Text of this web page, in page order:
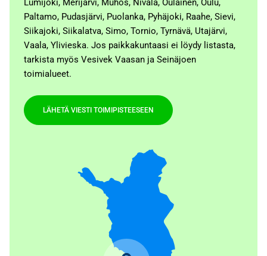
Lumijoki, Merijärvi, Muhos, Nivala, Oulainen, Oulu,
Paltamo, Pudasjärvi, Puolanka, Pyhäjoki, Raahe, Sievi,
Siikajoki, Siikalatva, Simo, Tornio, Tyrnävä, Utajärvi,
Vaala, Ylivieska. Jos paikkakuntaasi ei löydy listasta,
tarkista myös Vesivek Vaasan ja Seinäjoen
toimialueet.
LÄHETÄ VIESTI TOIMIPISTEESEEN